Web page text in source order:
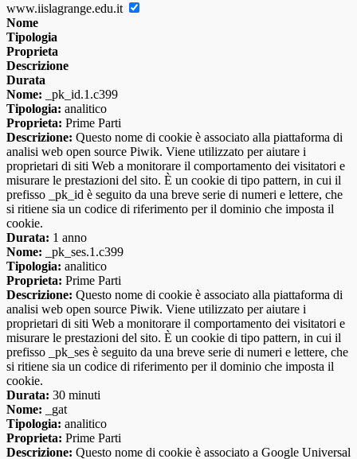
www.iislagrange.edu.it
Nome
Tipologia
Proprieta
Descrizione
Durata
Nome: _pk_id.1.c399
Tipologia: analitico
Proprieta: Prime Parti
Descrizione: Questo nome di cookie è associato alla piattaforma di
analisi web open source Piwik. Viene utilizzato per aiutare i
proprietari di siti Web a monitorare il comportamento dei visitatori e
misurare le prestazioni del sito. È un cookie di tipo pattern, in cui il
prefisso _pk_id è seguito da una breve serie di numeri e lettere, che
si ritiene sia un codice di riferimento per il dominio che imposta il
cookie.
Durata: 1 anno
Nome: _pk_ses.1.c399
Tipologia: analitico
Proprieta: Prime Parti
Descrizione: Questo nome di cookie è associato alla piattaforma di
analisi web open source Piwik. Viene utilizzato per aiutare i
proprietari di siti Web a monitorare il comportamento dei visitatori e
misurare le prestazioni del sito. È un cookie di tipo pattern, in cui il
prefisso _pk_ses è seguito da una breve serie di numeri e lettere, che
si ritiene sia un codice di riferimento per il dominio che imposta il
cookie.
Durata: 30 minuti
Nome: _gat
Tipologia: analitico
Proprieta: Prime Parti
Descrizione: Questo nome di cookie è associato a Google Universal